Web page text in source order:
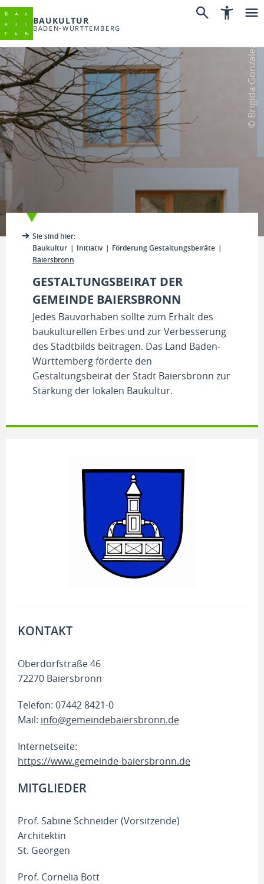
BAUKULTUR
BADEN-WÜRTTEMBERG
© Brigida Gonzalez
Sie sind hier:
Baukultur
Initiativ
Förderung Gestaltungsbeiräte
Baiersbronn
GESTALTUNGSBEIRAT DER
GEMEINDE BAIERSBRONN
Jedes Bauvorhaben sollte zum Erhalt des
baukulturellen Erbes und zur Verbesserung
des Stadtbilds beitragen. Das Land Baden-
Württemberg förderte den
Gestaltungsbeirat der Stadt Baiersbronn zur
Stärkung der lokalen Baukultur.
KONTAKT
Oberdorfstraße 46
72270 Baiersbronn
Telefon: 07442 8421-0
Mail: info@gemeindebaiersbronn.de
Internetseite:
https://www.gemeinde-baiersbronn.de
MITGLIEDER
Prof. Sabine Schneider (Vorsitzende)
Architektin
St. Georgen
Prof. Cornelia Bott